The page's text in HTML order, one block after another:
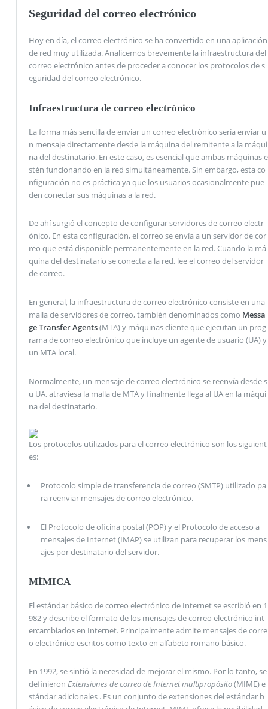
Seguridad del correo electrónico
Hoy en día, el correo electrónico se ha convertido en una aplicación
de red muy utilizada. Analicemos brevemente la infraestructura del
correo electrónico antes de proceder a conocer los protocolos de s
eguridad del correo electrónico.
Infraestructura de correo electrónico
La forma más sencilla de enviar un correo electrónico sería enviar u
n mensaje directamente desde la máquina del remitente a la máqui
na del destinatario. En este caso, es esencial que ambas máquinas e
stén funcionando en la red simultáneamente. Sin embargo, esta co
nfiguración no es práctica ya que los usuarios ocasionalmente pue
den conectar sus máquinas a la red.
De ahí surgió el concepto de configurar servidores de correo electr
ónico. En esta configuración, el correo se envía a un servidor de cor
reo que está disponible permanentemente en la red. Cuando la má
quina del destinatario se conecta a la red, lee el correo del servidor
de correo.
En general, la infraestructura de correo electrónico consiste en una
malla de servidores de correo, también denominados como Messa
ge Transfer Agents(MTA) y máquinas cliente que ejecutan un prog
rama de correo electrónico que incluye un agente de usuario (UA) y
un MTA local.
Normalmente, un mensaje de correo electrónico se reenvía desde s
u UA, atraviesa la malla de MTA y finalmente llega al UA en la máqui
na del destinatario.
Los protocolos utilizados para el correo electrónico son los siguient
es:
Protocolo simple de transferencia de correo (SMTP) utilizado pa
ra reenviar mensajes de correo electrónico.
El Protocolo de oficina postal (POP) y el Protocolo de acceso a
mensajes de Internet (IMAP) se utilizan para recuperar los mens
ajes por destinatario del servidor.
MÍMICA
El estándar básico de correo electrónico de Internet se escribió en 1
982 y describe el formato de los mensajes de correo electrónico int
ercambiados en Internet. Principalmente admite mensajes de corre
o electrónico escritos como texto en alfabeto romano básico.
En 1992, se sintió la necesidad de mejorar el mismo. Por lo tanto, se
definieron Extensiones de correo de Internet multipropósito(MIME) e
stándar adicionales . Es un conjunto de extensiones del estándar b